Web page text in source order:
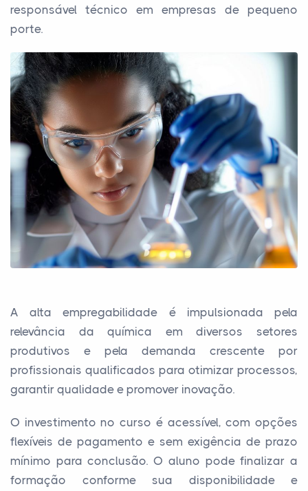
responsável técnico em empresas de pequeno
porte.
A alta empregabilidade é impulsionada pela
relevância da química em diversos setores
produtivos e pela demanda crescente por
profissionais qualificados para otimizar processos,
garantir qualidade e promover inovação.
O investimento no curso é acessível, com opções
flexíveis de pagamento e sem exigência de prazo
mínimo para conclusão. O aluno pode finalizar a
formação conforme sua disponibilidade e